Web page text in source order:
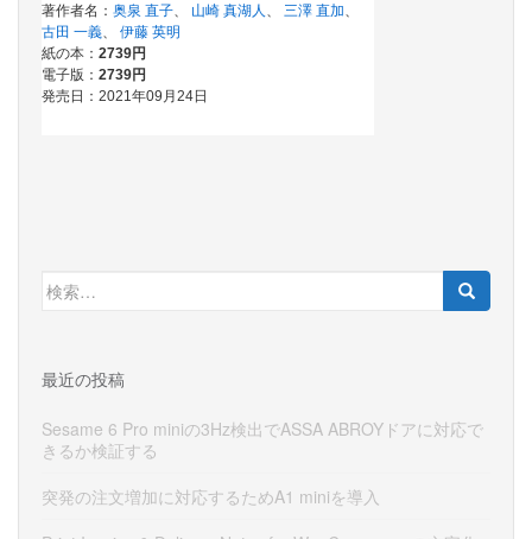
検
索:
最近の投稿
Sesame 6 Pro miniの3Hz検出でASSA ABROYドアに対応で
きるか検証する
突発の注文増加に対応するためA1 miniを導入